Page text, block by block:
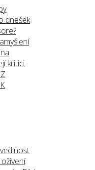
dnešek
kritici